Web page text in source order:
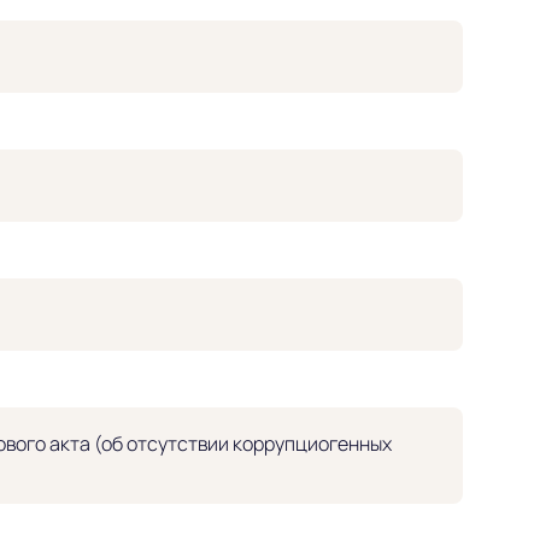
акта (об отсутствии коррупциогенных